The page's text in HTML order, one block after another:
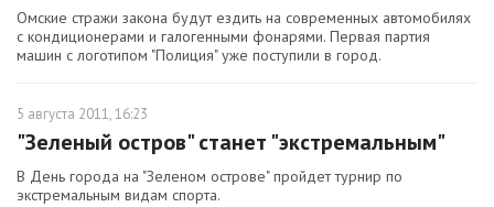
Омские стражи закона будут ездить на современных автомобилях
с кондиционерами и галогенными фонарями. Первая партия
машин с логотипом "Полиция" уже поступили в город.
5 августа 2011, 16:23
"Зеленый остров" станет "экстремальным"
В День города на "Зеленом острове" пройдет турнир по
экстремальным видам спорта.